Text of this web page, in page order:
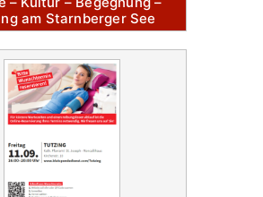
am Starnberger See